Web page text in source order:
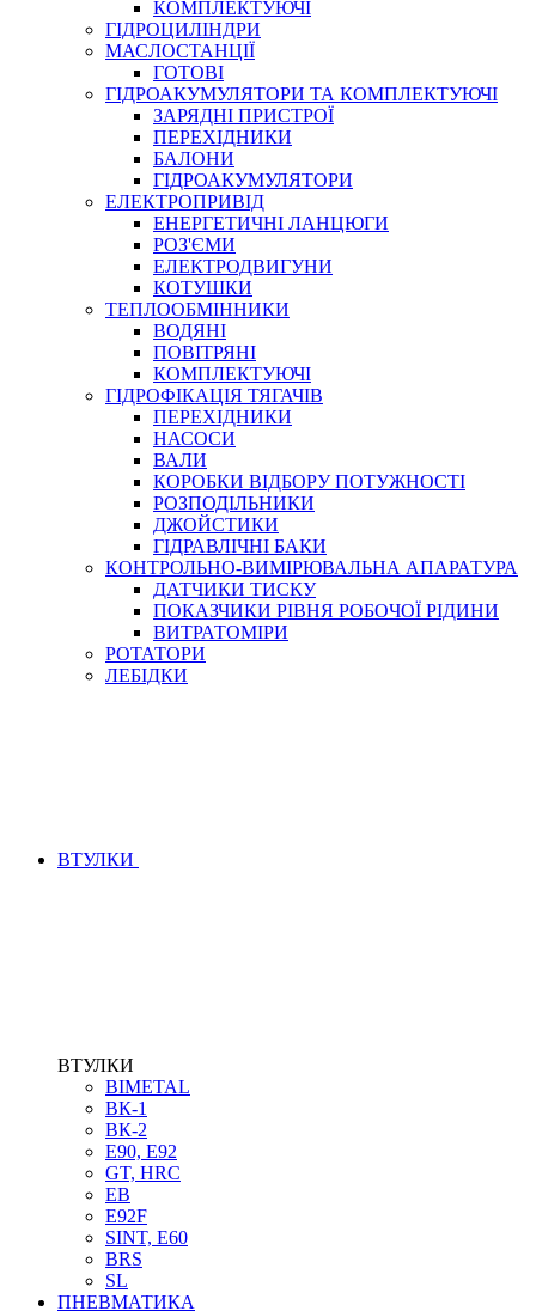
СПЕЦІАЛЬНІ
ГЕРМЕТИКИ
КЛЕЇ, ЦЕМЕНТИ, ЕПОКСИДКИ
РЕМОНТ ГІДРОЦИЛІНДРІВ
БОРЕКС, ЕО
КОМПЛЕКТУЮЧІ
ГІДРОЦИЛІНДРИ
МАСЛОСТАНЦІЇ
ГОТОВІ
ГІДРОАКУМУЛЯТОРИ ТА КОМПЛЕКТУЮЧІ
ЗАРЯДНІ ПРИСТРОЇ
ПЕРЕХІДНИКИ
БАЛОНИ
ГІДРОАКУМУЛЯТОРИ
ЕЛЕКТРОПРИВІД
ЕНЕРГЕТИЧНІ ЛАНЦЮГИ
РОЗ'ЄМИ
ЕЛЕКТРОДВИГУНИ
КОТУШКИ
ТЕПЛООБМІННИКИ
ВОДЯНІ
ПОВІТРЯНІ
КОМПЛЕКТУЮЧІ
ГІДРОФІКАЦІЯ ТЯГАЧІВ
ПЕРЕХІДНИКИ
НАСОСИ
ВАЛИ
КОРОБКИ ВІДБОРУ ПОТУЖНОСТІ
РОЗПОДІЛЬНИКИ
ДЖОЙСТИКИ
ГІДРАВЛІЧНІ БАКИ
КОНТРОЛЬНО-ВИМІРЮВАЛЬНА АПАРАТУРА
ДАТЧИКИ ТИСКУ
ПОКАЗЧИКИ РІВНЯ РОБОЧОЇ РІДИНИ
ВИТРАТОМІРИ
РОТАТОРИ
ЛЕБІДКИ
ВТУЛКИ
ВТУЛКИ
BIMETAL
ВК-1
ВК-2
Е90, E92
GT, HRC
EB
Е92F
SINT, E60
BRS
SL
ПНЕВМАТИКА